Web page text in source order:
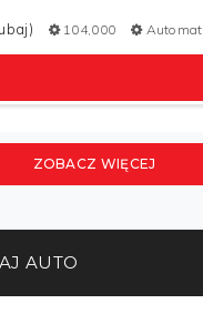
104,000 Automat
ZOBACZ WIĘCEJ
AUTO